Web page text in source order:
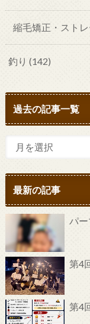
縮毛矯正・スト
釣り (142)
過去の記事一覧
最新の記事
パ
第4
第4